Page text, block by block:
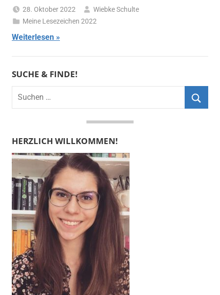
28. Oktober 2022
Wiebke Schulte
Meine Lesezeichen 2022
Weiterlesen
SUCHE & FINDE!
Suchen
HERZLICH WILLKOMMEN!